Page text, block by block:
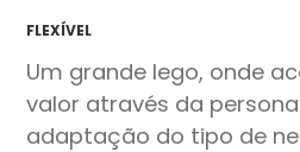
FLEXÍVEL
Um grande lego, onde
valor através da
adaptação do tipo de